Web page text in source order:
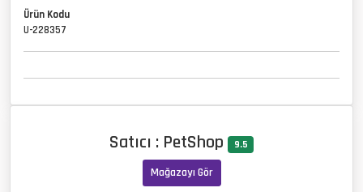
Ürün Kodu
U-228357
Satıcı : PetShop 9.5
Mağazayı Gör